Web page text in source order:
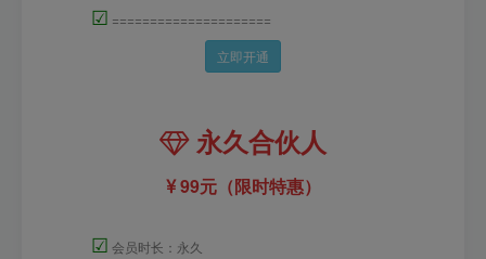
☑ =====================
立即开通
永久合伙人
99元（限时特惠）
☑ 会员时长：永久